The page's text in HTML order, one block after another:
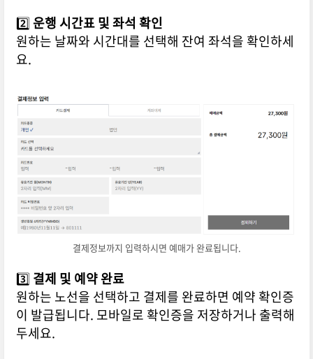
2️⃣ 운행 시간표 및 좌석 확인
원하는 날짜와 시간대를 선택해 잔여 좌석을 확인하세
요.
결제정보까지 입력하시면 예매가 완료됩니다.
3️⃣ 결제 및 예약 완료
원하는 노선을 선택하고 결제를 완료하면 예약 확인증
이 발급됩니다. 모바일로 확인증을 저장하거나 출력해
두세요.